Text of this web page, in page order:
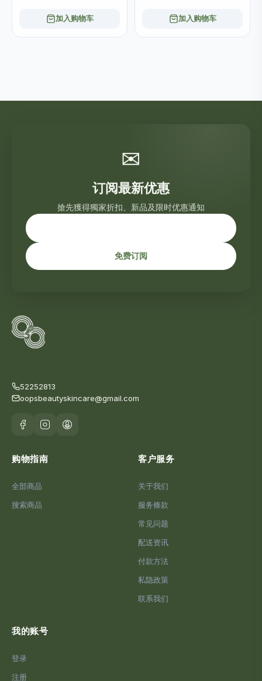
加入购物车 加入购物车
✉
订阅最新优惠
搶先獲得獨家折扣、新品及限时优惠通知
免费订阅
52252813
oopsbeautyskincare@gmail.com
购物指南
全部商品
搜索商品
客户服务
关于我们
服务條款
常见问题
配送资讯
付款方法
私隐政策
联系我们
我的账号
登录
注册